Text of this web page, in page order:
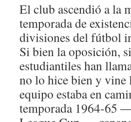
El club ascendió a la
temporada de
divisiones del fútbol
Si bien la oposición,
estudiantiles han
no lo hice bien y
equipo estaba en
temporada 1964-65